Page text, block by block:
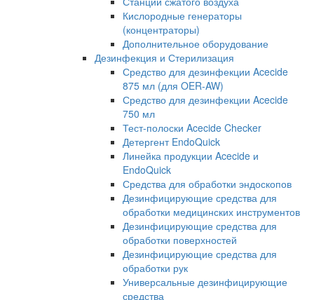
Кислородные генераторы
(концентраторы)
Дополнительное оборудование
Дезинфекция и Стерилизация
Средство для дезинфекции Acecide
875 мл (для OER-AW)
Средство для дезинфекции Acecide
750 мл
Тест-полоски Acecide Checker
Детергент EndoQuick
Линейка продукции Acecide и
EndoQuick
Средства для обработки эндоскопов
Дезинфицирующие средства для
обработки медицинских инструментов
Дезинфицирующие средства для
обработки поверхностей
Дезинфицирующие средства для
обработки рук
Универсальные дезинфицирующие
средства